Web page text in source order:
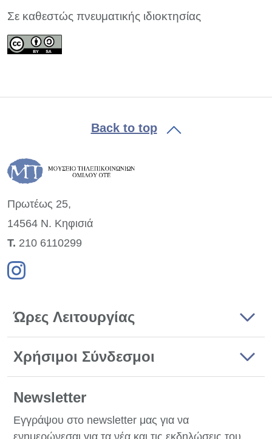
Σε καθεστώς πνευματικής ιδιοκτησίας
Back to top
Πρωτέως 25,
14564 Ν. Κηφισιά
Τ. 210 6110299
Ώρες Λειτουργίας
Χρήσιμοι Σύνδεσμοι
Newsletter
Εγγράψου στο newsletter μας για να
ενημερώνεσαι για τα νέα και τις εκδηλώσεις του